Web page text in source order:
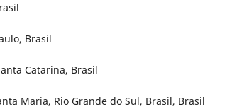
Brasil
Catarina, Brasil
Maria, Rio Grande do Sul, Brasil, Brasil